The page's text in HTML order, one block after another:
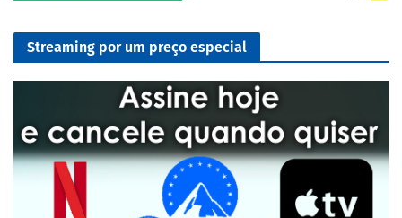
Streaming por um preço especial